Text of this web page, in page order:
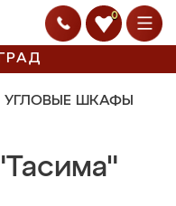
0
УГЛОВЫЕ ШКАФЫ